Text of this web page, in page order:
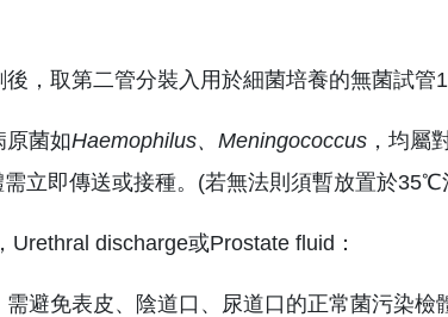
，取第二管分裝入用於細菌培養的無菌試管
原菌如Haemophilus、 Meningococcus，均屬
立即傳送或接種。(若無法則須暫放置於35℃
Urethral discharge或Prostate fluid：
避免表皮、陰道口、尿道口的正常菌污染檢